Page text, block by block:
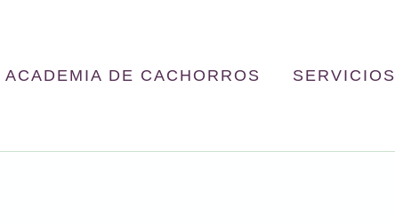
ACADEMIA DE CACHORROS SERVICIOS